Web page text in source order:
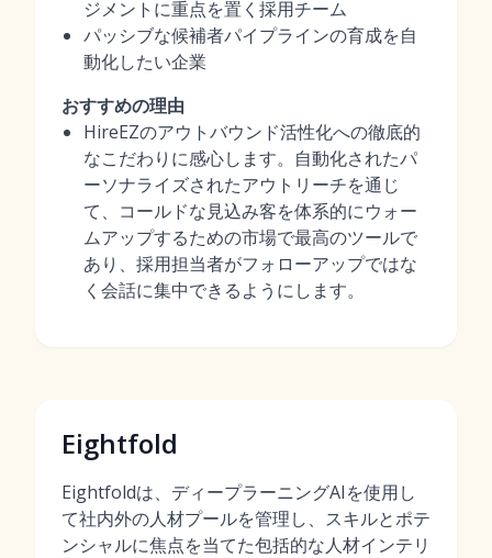
ジメントに重点を置く採用チーム
パッシブな候補者パイプラインの育成を自
動化したい企業
おすすめの理由
HireEZのアウトバウンド活性化への徹底的
なこだわりに感心します。自動化されたパ
ーソナライズされたアウトリーチを通じ
て、コールドな見込み客を体系的にウォー
ムアップするための市場で最高のツールで
あり、採用担当者がフォローアップではな
く会話に集中できるようにします。
Eightfold
Eightfoldは、ディープラーニングAIを使用し
て社内外の人材プールを管理し、スキルとポテ
ンシャルに焦点を当てた包括的な人材インテリ